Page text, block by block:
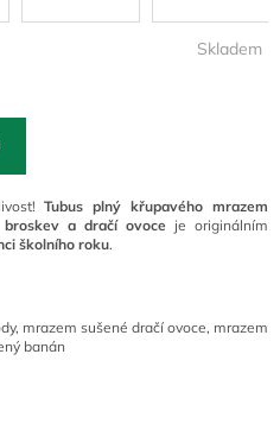
Skladem
Tubus plný křupavého mrazem
a dračí ovoce je originálním
školního roku.
mrazem sušené dračí ovoce, mrazem
banán